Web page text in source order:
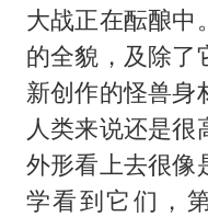
大战正在酝酿中
的全貌，及除了
新创作的怪兽身
人类来说还是很
外形看上去很像
学看到它们，